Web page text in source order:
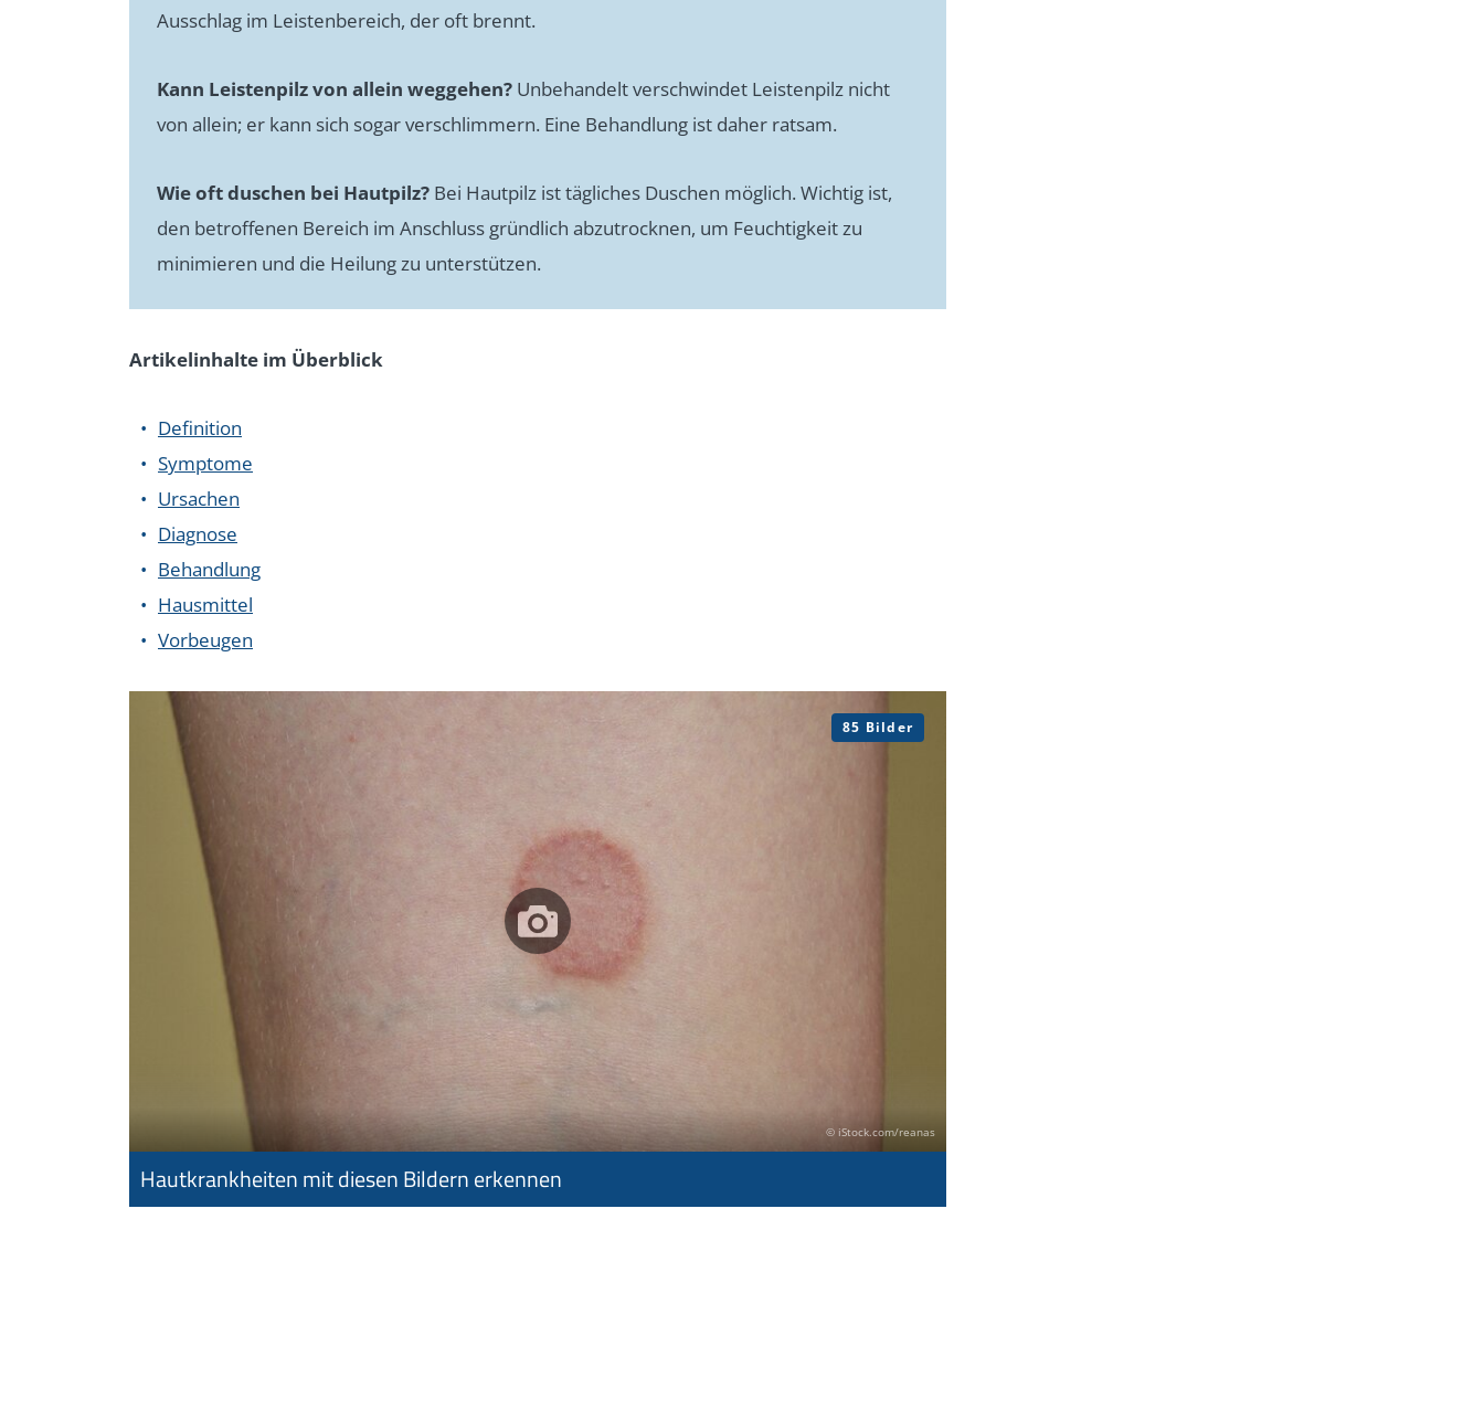
Ausschlag im Leistenbereich, der oft brennt.
Kann Leistenpilz von allein weggehen? Unbehandelt verschwindet Leistenpilz nicht
von allein; er kann sich sogar verschlimmern. Eine Behandlung ist daher ratsam.
Wie oft duschen bei Hautpilz? Bei Hautpilz ist tägliches Duschen möglich. Wichtig ist,
den betroffenen Bereich im Anschluss gründlich abzutrocknen, um Feuchtigkeit zu
minimieren und die Heilung zu unterstützen.
Artikelinhalte im Überblick
Definition
Symptome
Ursachen
Diagnose
Behandlung
Hausmittel
Vorbeugen
© iStock.com/reanas
Hautkrankheiten mit diesen Bildern erkennen
85 Bilder